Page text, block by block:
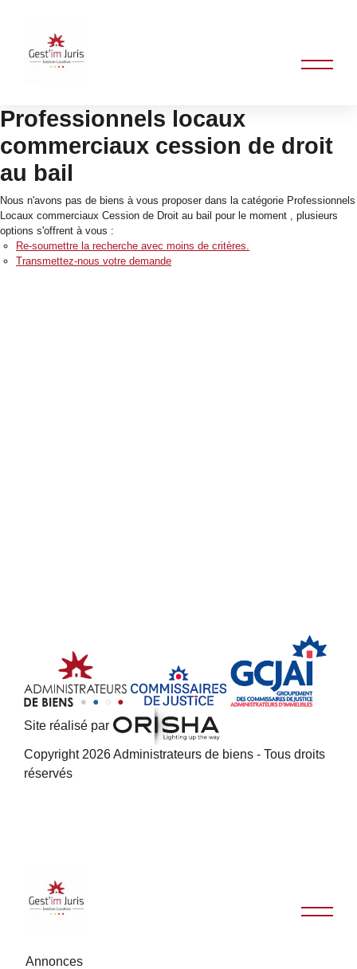
Professionnels locaux
commerciaux cession de droit
au bail
Nous n'avons pas de biens à vous proposer dans la catégorie Professionnels
Locaux commerciaux Cession de Droit au bail pour le moment , plusieurs
options s'offrent à vous :
Re-soumettre la recherche avec moins de critères.
Transmettez-nous votre demande
Site réalisé par
Copyright 2026 Administrateurs de biens - Tous droits
réservés
Annonces